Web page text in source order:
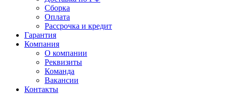
Сборка
Оплата
Рассрочка и кредит
Гарантия
Компания
О компании
Реквизиты
Команда
Вакансии
Контакты